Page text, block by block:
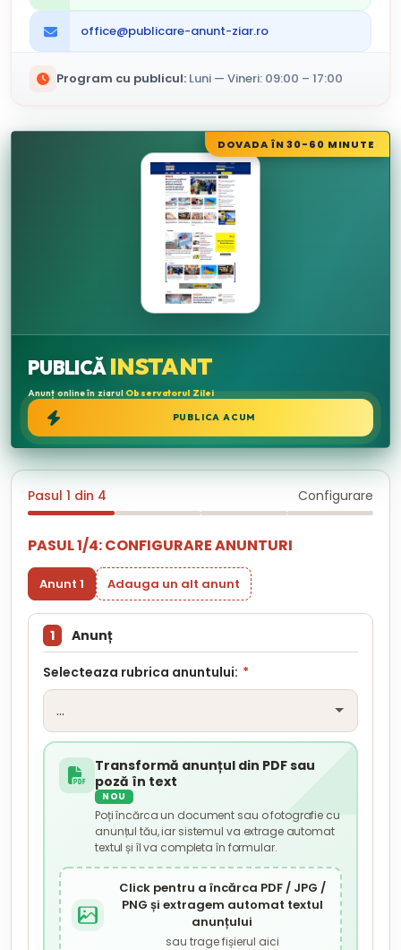
office@publicare-anunt-ziar.ro
Program cu publicul: Luni — Vineri: 09:00 – 17:00
DOVADA ÎN 30-60 MINUTE
PUBLICĂINSTANT
Anunț online în ziarulObservatorul Zilei
PUBLICA ACUM
Pasul 1 din 4 Configurare
PASUL 1/4: CONFIGURARE ANUNTURI
Anunt 1 Adauga un alt anunt
1 Anunț
Selecteaza rubrica anuntului: *
Transformă anunțul din PDF sau
poză în text
NOU
Poți încărca un document sau o fotografie cu
anunțul tău, iar sistemul va extrage automat
textul și îl va completa în formular.
Click pentru a încărca PDF / JPG /
PNG și extragem automat textul
anunțului
sau trage fișierul aici